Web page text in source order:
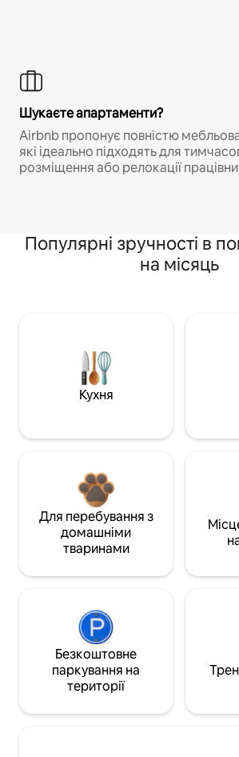
Шукаєте апартаменти?
Airbnb пропонує повністю
які ідеально підходять для
розміщення або релокації
Популярні зручності в
на місяць
Кухня
Для перебування з
домашніми
тваринами
Безкоштовне
паркування на
території